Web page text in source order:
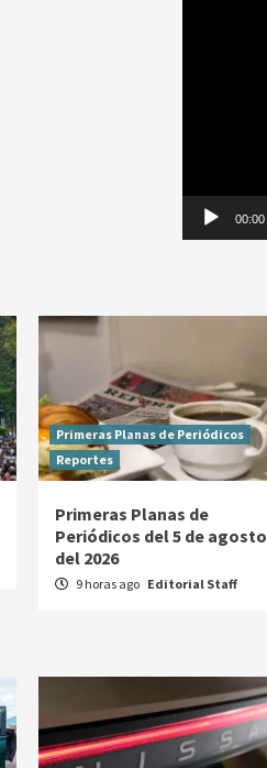
00:00
Primeras Planas de Periódicos
Reportes
Primeras Planas de
Periódicos del 5 de agosto
del 2026
9 horas ago Editorial Staff